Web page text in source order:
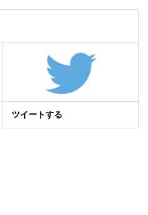
ツイートする